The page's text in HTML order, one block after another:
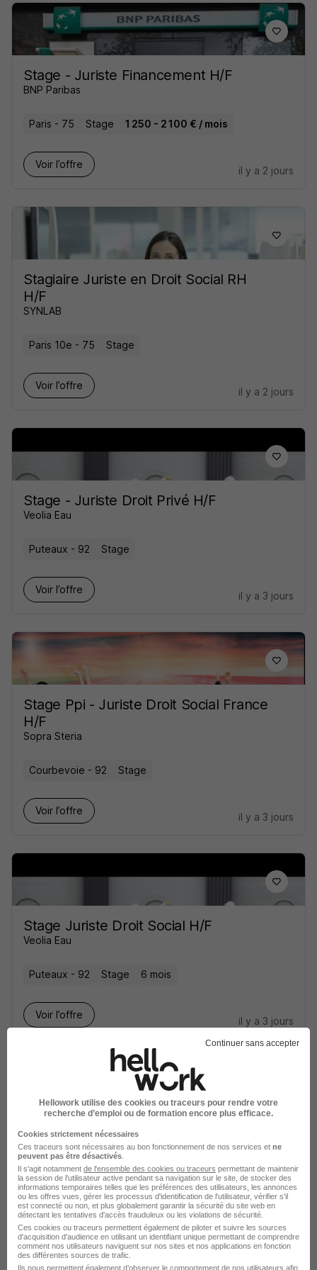
Stage - Juriste Financement H/F
BNP Paribas
Paris - 75 Stage 1 250 - 2 100 € / mois
Voir l’offre
il y a 2 jours
Stagiaire Juriste en Droit Social RH
H/F
SYNLAB
Paris 10e - 75 Stage
Voir l’offre
il y a 2 jours
Stage - Juriste Droit Privé H/F
Veolia Eau
Puteaux - 92 Stage
Voir l’offre
il y a 3 jours
Stage Ppi - Juriste Droit Social France
H/F
Sopra Steria
Courbevoie - 92 Stage
Voir l’offre
il y a 3 jours
Stage Juriste Droit Social H/F
Veolia Eau
Puteaux - 92 Stage 6 mois
Voir l’offre
il y a 3 jours
Stagiaire - Chargé d'Affaires Publiques
H/F
SFR
Paris 15e - 75 Stage
Voir l’offre
il y a 3 jours
Continuer sans accepter
Hellowork utilise des cookies ou traceurs pour rendre votre
recherche d’emploi ou de formation encore plus efficace.
Cookies strictement nécessaires
Ces traceurs sont nécessaires au bon fonctionnement de nos services et ne
peuvent pas être désactivés
Il s'agit notamment de l'ensemble des cookies ou traceurs permettant de maintenir
la session de l'utilisateur active pendant sa navigation sur le site, de stocker des
informations temporaires telles que les préférences des utilisateurs, les annonces
ou les offres vues, gérer les processus d'identification de l'utilisateur, vérifier s'il
est connecté ou non, et plus globalement garantir la sécurité du site web en
détectant les tentatives d'accès frauduleux ou les violations de sécurité.
Ces cookies ou traceurs permettent également de piloter et suivre les sources
d'acquisition d'audience en utilisant un identifiant unique permettant de comprendre
comment nos utilisateurs naviguent sur nos sites et nos applications en fonction
des différentes sources de trafic.
Ils nous permettent également d’observer le comportement de nos utilisateurs afin